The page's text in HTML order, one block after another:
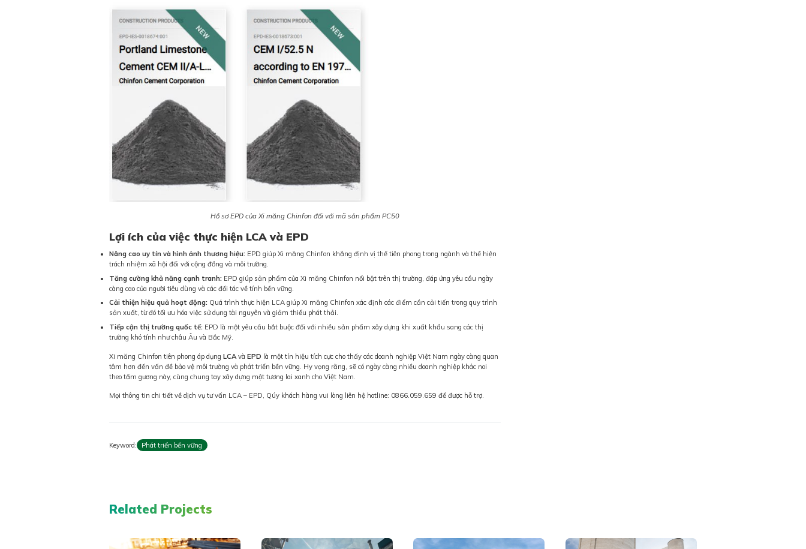
Hồ sơ EPD của Xi măng Chinfon đối với mã sản phẩm PC50
Lợi ích của việc thực hiện LCA và EPD
Nâng cao uy tín và hình ảnh thương hiệu: EPD giúp Xi măng Chinfon khẳng định vị thế tiên phong trong ngành và thể hiện
trách nhiệm xã hội đối với cộng đồng và môi trường.
Tăng cường khả năng cạnh tranh: EPD giúp sản phẩm của Xi măng Chinfon nổi bật trên thị trường, đáp ứng yêu cầu ngày
càng cao của người tiêu dùng và các đối tác về tính bền vững.
Cải thiện hiệu quả hoạt động: Quá trình thực hiện LCA giúp Xi măng Chinfon xác định các điểm cần cải tiến trong quy trình
sản xuất, từ đó tối ưu hóa việc sử dụng tài nguyên và giảm thiểu phát thải.
Tiếp cận thị trường quốc tế: EPD là một yêu cầu bắt buộc đối với nhiều sản phẩm xây dựng khi xuất khẩu sang các thị
trường khó tính như châu Âu và Bắc Mỹ.
Xi măng Chinfon tiên phong áp dụng LCA và EPD là một tín hiệu tích cực cho thấy các doanh nghiệp Việt Nam ngày càng quan
tâm hơn đến vấn đề bảo vệ môi trường và phát triển bền vững. Hy vọng rằng, sẽ có ngày càng nhiều doanh nghiệp khác noi
theo tấm gương này, cùng chung tay xây dựng một tương lai xanh cho Việt Nam.
Mọi thông tin chi tiết về dịch vụ tư vấn LCA – EPD, Qúy khách hàng vui lòng liên hệ hotline: 0866.059.659 để được hỗ trợ.
Keyword: Phát triển bền vững
Related Projects